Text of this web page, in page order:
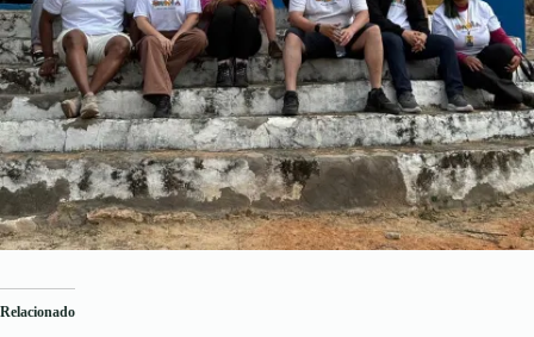
Relacionado